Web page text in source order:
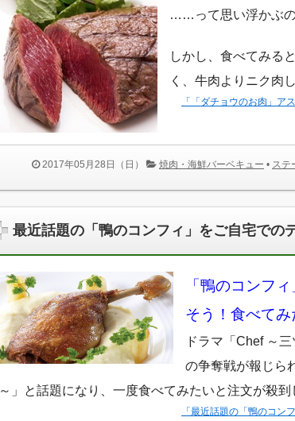
……って思い浮かぶの
しかし、食べてみる
く、牛肉よりニク肉
「「ダチョウのお肉」
2017年05月28日（日） 焼肉・海鮮バーベキュー • ステ
最近話題の「鴨のコンフィ」をご自宅での
「鴨のコンフ
そう！食べてみ
ドラマ「Chef ～
の争奪戦が報じら
～」と話題になり、一度食べてみたいと注文が殺到
「最近話題の「鴨のコ